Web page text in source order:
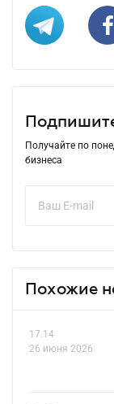
Получайте по
бизнеса
Похожие
17.14
26 июня 2026